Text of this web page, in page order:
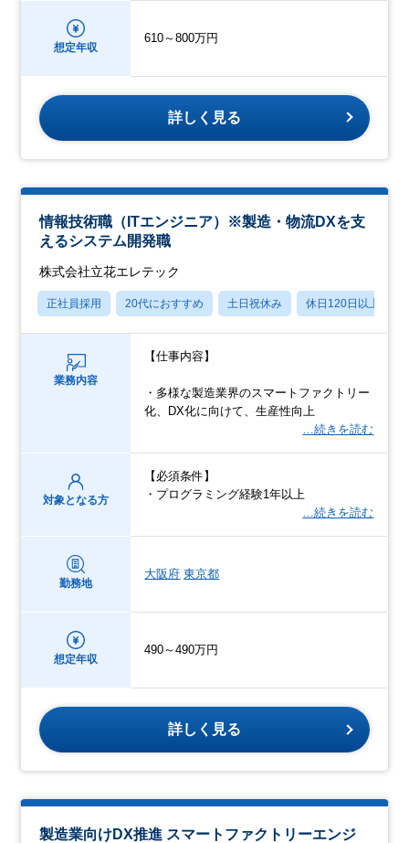
想定年収
610～800万円
詳しく見る
情報技術職（ITエンジニア）※製造・物流DXを支
えるシステム開発職
株式会社立花エレテック
正社員採用 20代におすすめ 土日祝休み 休日120日以上
業務内容
【仕事内容】
・多様な製造業界のスマートファクトリー
化、DX化に向けて、生産性向上
…続きを読む
対象となる方
【必須条件】
・プログラミング経験1年以上
…続きを読む
勤務地
大阪府 東京都
想定年収
490～490万円
詳しく見る
製造業向けDX推進 スマートファクトリーエンジ